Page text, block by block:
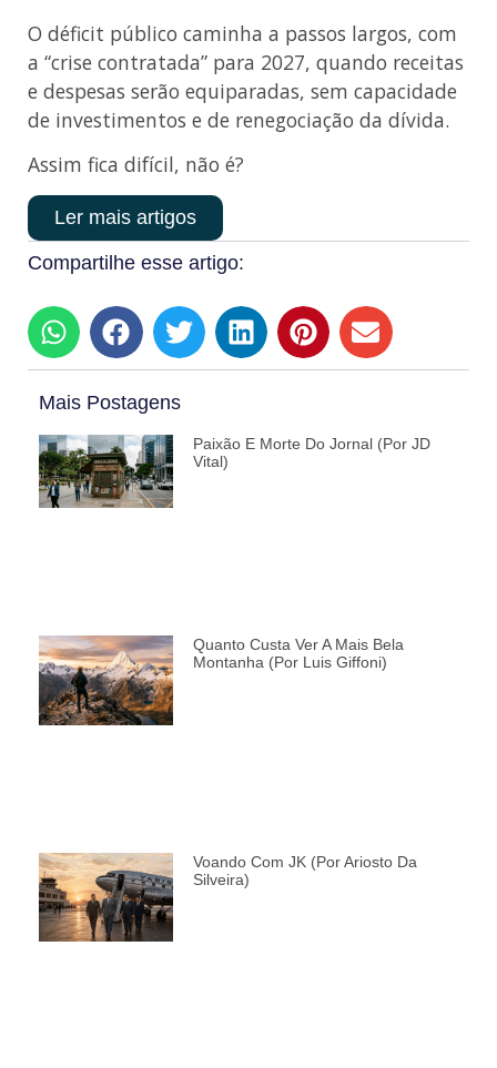
O déficit público caminha a passos largos, com
a “crise contratada” para 2027, quando receitas
e despesas serão equiparadas, sem capacidade
de investimentos e de renegociação da dívida.
Assim fica difícil, não é?
Ler mais artigos
Compartilhe esse artigo:
Mais Postagens
Paixão E Morte Do Jornal (por JD
Vital)
Quanto Custa Ver A Mais Bela
Montanha (por Luis Giffoni)
Voando Com JK (por Ariosto Da
Silveira)